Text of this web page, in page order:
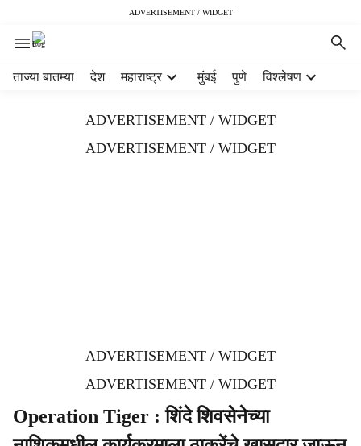
ADVERTISEMENT / WIDGET
ताज्या बातम्या देश महाराष्ट्र मुंबई पुणे विश्लेषण
ADVERTISEMENT / WIDGET
ADVERTISEMENT / WIDGET
ADVERTISEMENT / WIDGET
ADVERTISEMENT / WIDGET
Operation Tiger : शिंदे शिवसेनेच्या